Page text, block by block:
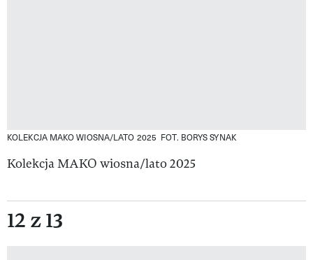
KOLEKCJA MAKO WIOSNA/LATO 2025 FOT. BORYS SYNAK
Kolekcja MAKO wiosna/lato 2025
12 z 13